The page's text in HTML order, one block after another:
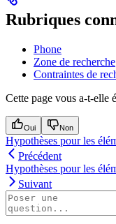
Rubriques
Phone
Zone de recherche
Contraintes de
Cette page vous a-t-elle
Oui Non
Hypothèses pour les
Précédent
Hypothèses pour les
Suivant